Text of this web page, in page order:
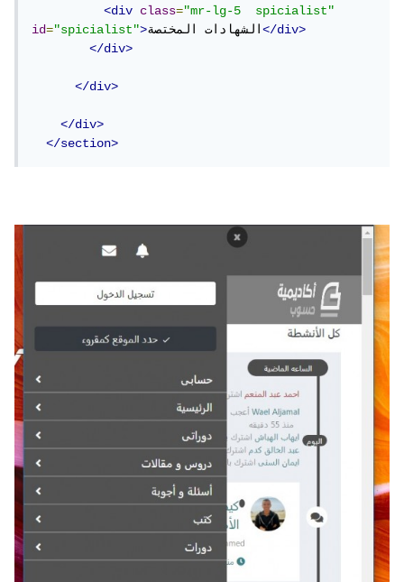
<div
class="mr-lg-5  spicialist"
id="spicialist">الشهادات المختصة</div>
</div>
</div>
</div>
</section>